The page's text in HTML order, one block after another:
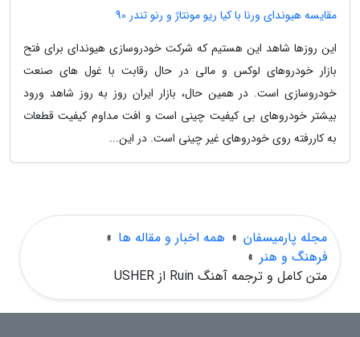
مقایسه هیوندای ورنا با کیا ریو مونتاژ و رنو تندر 90
این روزها شاهد این هستیم که شرکت خودروسازی هیوندای برای فتح
بازار خودروهای لوکس و مالی در حال رقابت با غول های صنعت
خودروسازی است. در همین حال، بازار ایران روز به روز شاهد ورود
بیشتر خودروهای بی کیفیت چینی است و افت مداوم کیفیت قطعات
به کاررفته روی خودروهای غیر چینی است. در این...
مجله پارمیسفان » همه اخبار و مقاله ها »
فرهنگ و هنر »
متن کامل و ترجمه آهنگ Ruin از USHER